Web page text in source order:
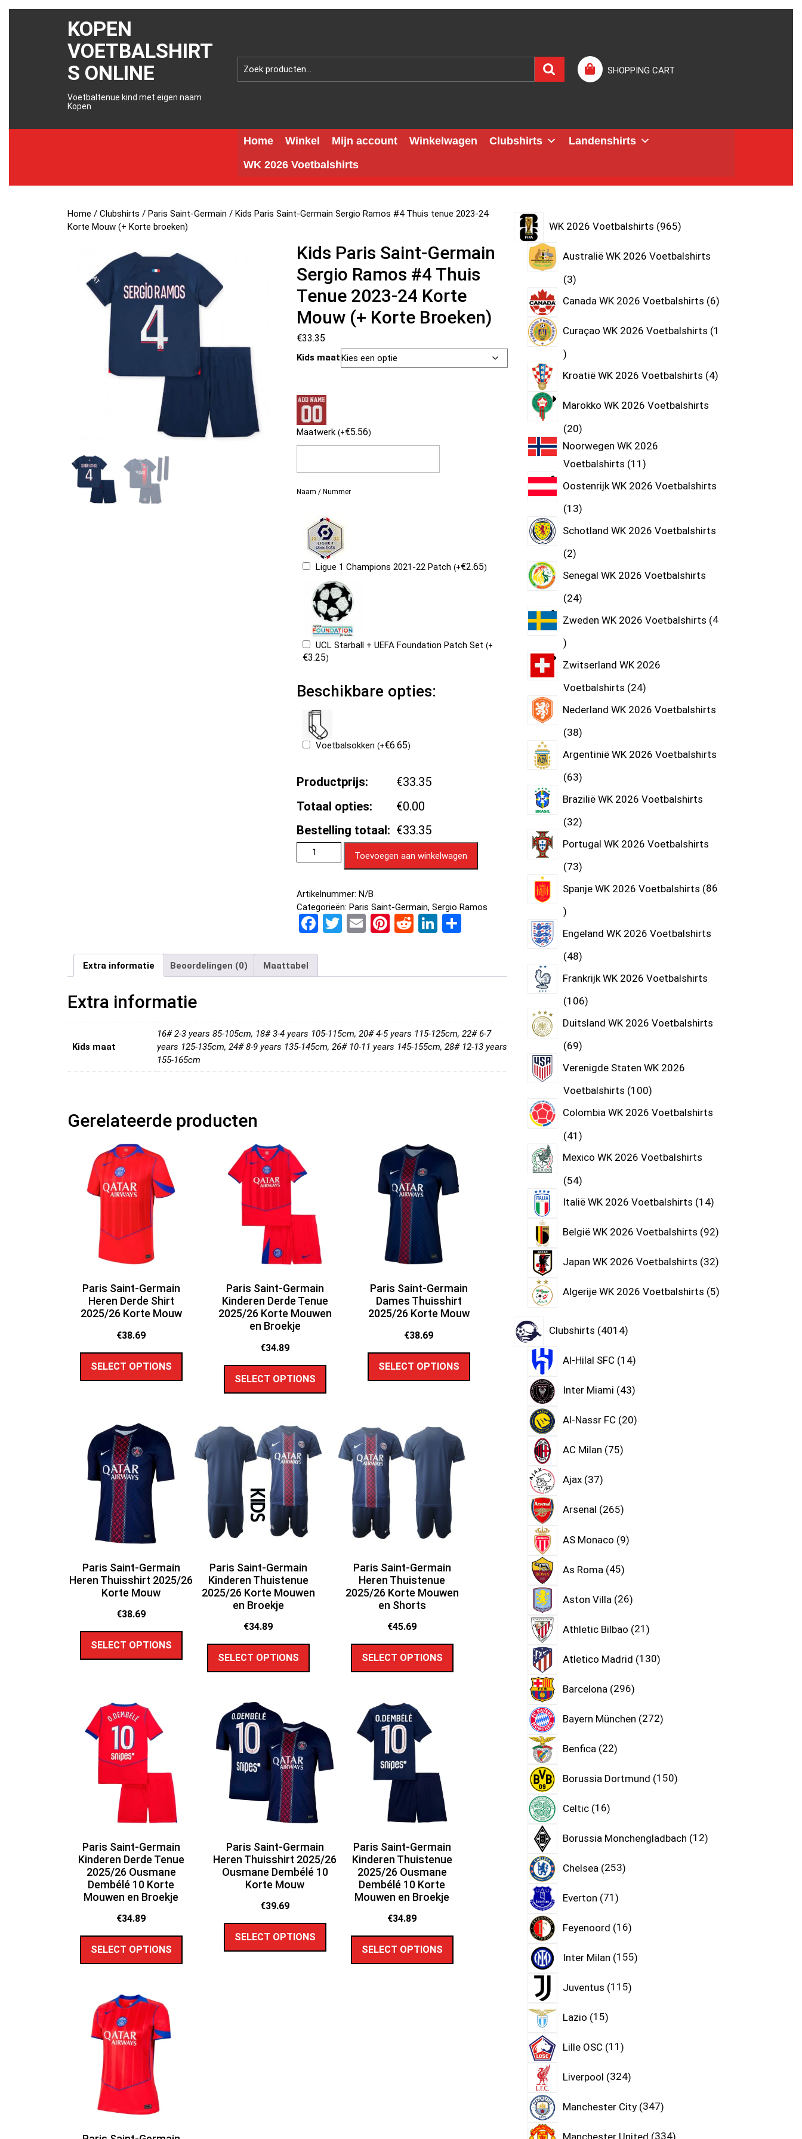
KOPEN
VOETBALSHIRT
S ONLINE
Voetbaltenue kind met eigen naam
Kopen
SHOPPING CART
Home Winkel Mijn account Winkelwagen Clubshirts
Landenshirts
WK 2026 Voetbalshirts
Home /Clubshirts /Paris Saint-Germain / Kids Paris Saint-Germain Sergio Ramos #4 Thuis tenue 2023-24
Korte Mouw (+ Korte broeken)
Kids Paris Saint-Germain
Sergio Ramos #4 Thuis
Tenue 2023-24 Korte
Mouw (+ Korte Broeken)
€33.35
Kids maat
Maatwerk (+€5.56)
Naam / Nummer
Ligue 1 Champions 2021-22 Patch (+€2.65)
UCL Starball + UEFA Foundation Patch Set (+
€3.25)
Beschikbare opties:
Voetbalsokken (+€6.65)
Productprijs:
€33.35
Totaal opties:
€0.00
Bestelling totaal: €33.35
Toevoegen aan winkelwagen
Artikelnummer: N/B
Categorieën: Paris Saint-Germain, Sergio Ramos
F
ce
b
o
k
T
er
E Pi
es
R
di
Li
dI
D
n
Extra informatie Beoordelingen (0) Maattabel
Extra informatie
Kids maat
16# 2-3 years 85-105cm, 18# 3-4 years 105-115cm, 20# 4-5 years 115-125cm, 22# 6-7
years 125-135cm, 24# 8-9 years 135-145cm, 26# 10-11 years 145-155cm, 28# 12-13 years
155-165cm
Gerelateerde producten
Paris Saint-Germain
Heren Derde Shirt
2025/26 Korte Mouw
€38.69
SELECT OPTIONS
Paris Saint-Germain
Kinderen Derde Tenue
2025/26 Korte Mouwen
en Broekje
€34.89
SELECT OPTIONS
Paris Saint-Germain
Dames Thuisshirt
2025/26 Korte Mouw
€38.69
SELECT OPTIONS
Paris Saint-Germain
Heren Thuisshirt 2025/26
Korte Mouw
€38.69
SELECT OPTIONS
Paris Saint-Germain
Kinderen Thuistenue
2025/26 Korte Mouwen
en Broekje
€34.89
SELECT OPTIONS
Paris Saint-Germain
Heren Thuistenue
2025/26 Korte Mouwen
en Shorts
€45.69
SELECT OPTIONS
Paris Saint-Germain
Kinderen Derde Tenue
2025/26 Ousmane
Dembélé 10 Korte
Mouwen en Broekje
€34.89
SELECT OPTIONS
Paris Saint-Germain
Heren Thuisshirt 2025/26
Ousmane Dembélé 10
Korte Mouw
€39.69
SELECT OPTIONS
Paris Saint-Germain
Kinderen Thuistenue
2025/26 Ousmane
Dembélé 10 Korte
Mouwen en Broekje
€34.89
SELECT OPTIONS
WK 2026 Voetbalshirts 965
Australië WK 2026 Voetbalshirts
3
Canada WK 2026 Voetbalshirts 6
Curaçao WK 2026 Voetbalshirts 1
Kroatië WK 2026 Voetbalshirts 4
Marokko WK 2026 Voetbalshirts
20
Noorwegen WK 2026
Voetbalshirts 11
Oostenrijk WK 2026 Voetbalshirts
13
Schotland WK 2026 Voetbalshirts
2
Senegal WK 2026 Voetbalshirts
24
Zweden WK 2026 Voetbalshirts 4
Zwitserland WK 2026
Voetbalshirts 24
Nederland WK 2026 Voetbalshirts
38
Argentinië WK 2026 Voetbalshirts
63
Brazilië WK 2026 Voetbalshirts
32
Portugal WK 2026 Voetbalshirts
73
Spanje WK 2026 Voetbalshirts 86
Engeland WK 2026 Voetbalshirts
48
Frankrijk WK 2026 Voetbalshirts
106
Duitsland WK 2026 Voetbalshirts
69
Verenigde Staten WK 2026
Voetbalshirts 100
Colombia WK 2026 Voetbalshirts
41
Mexico WK 2026 Voetbalshirts
54
Italië WK 2026 Voetbalshirts 14
België WK 2026 Voetbalshirts 92
Japan WK 2026 Voetbalshirts 32
Algerije WK 2026 Voetbalshirts 5
Clubshirts 4014
Al-Hilal SFC 14
Inter Miami 43
Al-Nassr FC 20
AC Milan 75
Ajax 37
Arsenal 265
AS Monaco 9
As Roma 45
Aston Villa 26
Athletic Bilbao 21
Atletico Madrid 130
Barcelona 296
Bayern München 272
Benfica 22
Borussia Dortmund 150
Celtic 16
Borussia Monchengladbach 12
Chelsea 253
Everton 71
Feyenoord 16
Inter Milan 155
Juventus 115
Lazio 15
Lille OSC 11
Liverpool 324
Manchester City 347
Manchester United 334